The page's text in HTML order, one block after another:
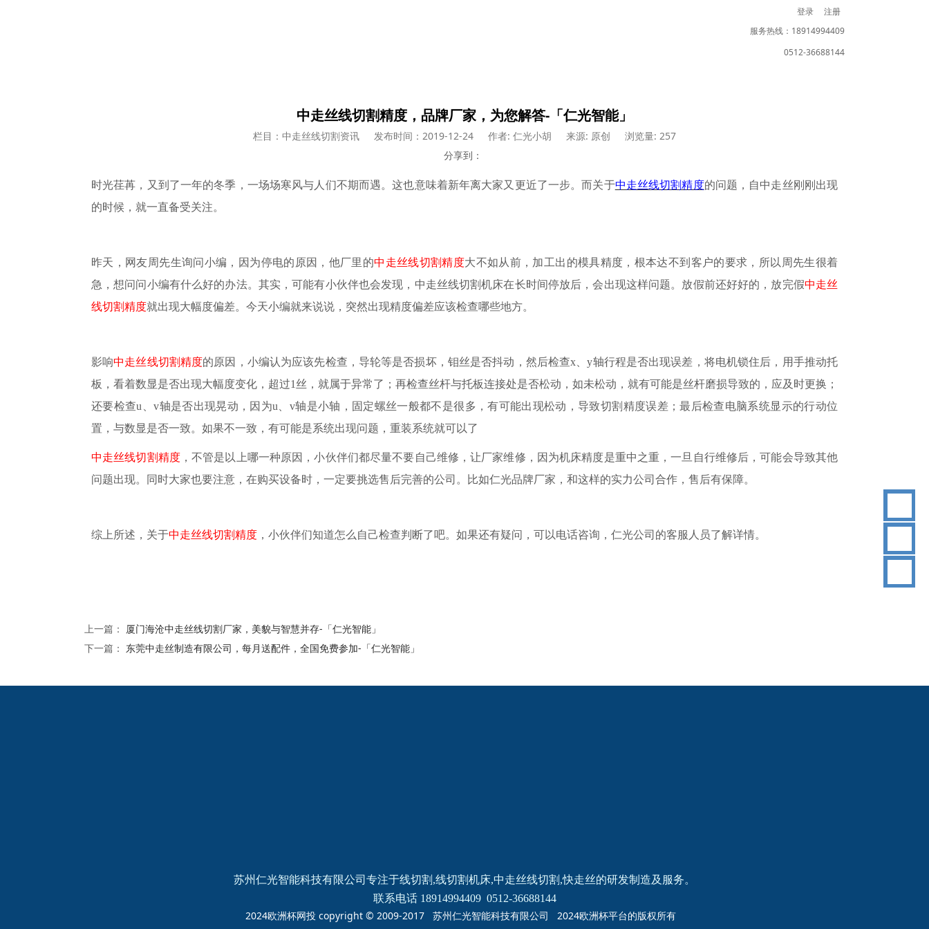
登录
注册
服务热线：18914994409
0512-36688144
中走丝线切割精度，品牌厂家，为您解答-「仁光智能」
栏目：中走丝线切割资讯 发布时间：2019-12-24 作者: 仁光小胡 来源: 原创
浏览量: 257
分享到：
时光荏苒，又到了一年的冬季，一场场寒风与人们不期而遇。这也意味着新年离大家又更近了一步。而关于中走丝线切割精度的问题，自中走丝刚刚出现
的时候，就一直备受关注。
昨天，网友周先生询问小编，因为停电的原因，他厂里的中走丝线切割精度大不如从前，加工出的模具精度，根本达不到客户的要求，所以周先生很着
急，想问问小编有什么好的办法。其实，可能有小伙伴也会发现，中走丝线切割机床在长时间停放后，会出现这样问题。放假前还好好的，放完假中走丝
线切割精度就出现大幅度偏差。今天小编就来说说，突然出现精度偏差应该检查哪些地方。
影响中走丝线切割精度的原因，小编认为应该先检查，导轮等是否损坏，钼丝是否抖动，然后检查x、y轴行程是否出现误差，将电机锁住后，用手推动托
板，看着数显是否出现大幅度变化，超过1丝，就属于异常了；再检查丝杆与托板连接处是否松动，如未松动，就有可能是丝杆磨损导致的，应及时更换；
还要检查u、v轴是否出现晃动，因为u、v轴是小轴，固定螺丝一般都不是很多，有可能出现松动，导致切割精度误差；最后检查电脑系统显示的行动位
置，与数显是否一致。如果不一致，有可能是系统出现问题，重装系统就可以了
中走丝线切割精度，不管是以上哪一种原因，小伙伴们都尽量不要自己维修，让厂家维修，因为机床精度是重中之重，一旦自行维修后，可能会导致其他
问题出现。同时大家也要注意，在购买设备时，一定要挑选售后完善的公司。比如仁光品牌厂家，和这样的实力公司合作，售后有保障。
综上所述，关于中走丝线切割精度 ，小伙伴们知道怎么自己检查判断了吧。如果还有疑问，可以电话咨询，仁光公司的客服人员了解详情。
上一篇： 厦门海沧中走丝线切割厂家，美貌与智慧并存-「仁光智能」
下一篇： 东莞中走丝制造有限公司，每月送配件，全国免费参加-「仁光智能」
苏州仁光智能科技有限公司专注于线切割,线切割机床,中走丝线切割,快走丝的研发制造及服务。
联系电话 18914994409  0512-36688144
2024欧洲杯网投 copyright © 2009-2017 苏州仁光智能科技有限公司 2024欧洲杯平台的版权所有